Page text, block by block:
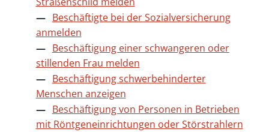
Beschäftigte bei der Sozialversicherung
anmelden
Beschäftigung einer schwangeren oder
stillenden Frau melden
Beschäftigung schwerbehinderter
Menschen anzeigen
Beschäftigung von Personen in Betrieben
mit Röntgeneinrichtungen oder Störstrahlern